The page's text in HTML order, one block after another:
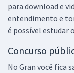
para download e
entendimento e
é possível estudar
Concurso
No Gran você fica